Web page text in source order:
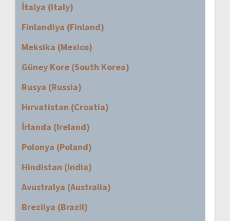
İtalya (Italy)
Finlandiya (Finland)
Meksika (Mexico)
Güney Kore (South Korea)
Rusya (Russia)
Hırvatistan (Croatia)
İrlanda (Ireland)
Polonya (Poland)
Hindistan (India)
Avustralya (Australia)
Brezilya (Brazil)